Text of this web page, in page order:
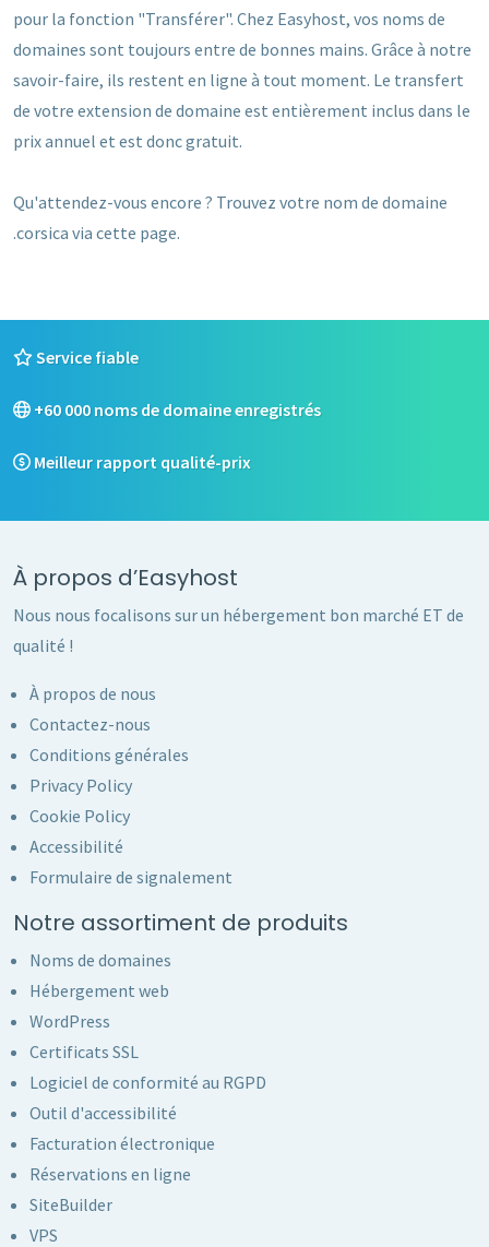
pour la fonction "Transférer". Chez Easyhost, vos noms de
domaines sont toujours entre de bonnes mains. Grâce à notre
savoir-faire, ils restent en ligne à tout moment. Le transfert
de votre extension de domaine est entièrement inclus dans le
prix annuel et est donc gratuit.
Qu'attendez-vous encore ? Trouvez votre nom de domaine
.corsica via cette page.
Service fiable
+60 000 noms de domaine enregistrés
Meilleur rapport qualité-prix
À propos d’Easyhost
Nous nous focalisons sur un hébergement bon marché ET de
qualité !
À propos de nous
Contactez-nous
Conditions générales
Privacy Policy
Cookie Policy
Accessibilité
Formulaire de signalement
Notre assortiment de produits
Noms de domaines
Hébergement web
WordPress
Certificats SSL
Logiciel de conformité au RGPD
Outil d'accessibilité
Facturation électronique
Réservations en ligne
SiteBuilder
VPS